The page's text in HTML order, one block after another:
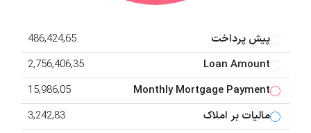
پیش پرداخت
486,424,65
Loan Amount
2,756,406,35
Monthly Mortgage Payment
15,986,05
مالیات بر املاک
3,242,83